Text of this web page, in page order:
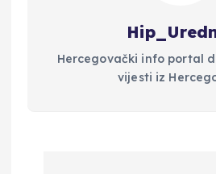
Hercegovački info portal
vijesti iz